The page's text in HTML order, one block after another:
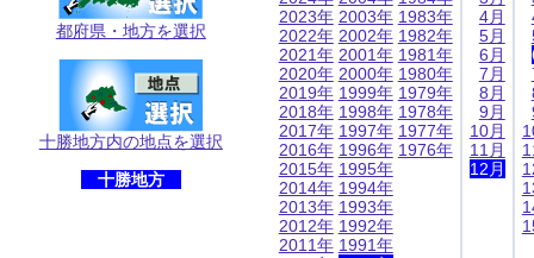
都府県・地方を選択
十勝地方内の地点を選択
十勝地方
2023年
2022年
2021年
2020年
2019年
2018年
2017年
2016年
2015年
2014年
2013年
2012年
2011年
2003年
2002年
2001年
2000年
1999年
1998年
1997年
1996年
1995年
1994年
1993年
1992年
1991年
1983年
1982年
1981年
1980年
1979年
1978年
1977年
1976年
4月
5月
6月
7月
8月
9月
10月
11月
12月